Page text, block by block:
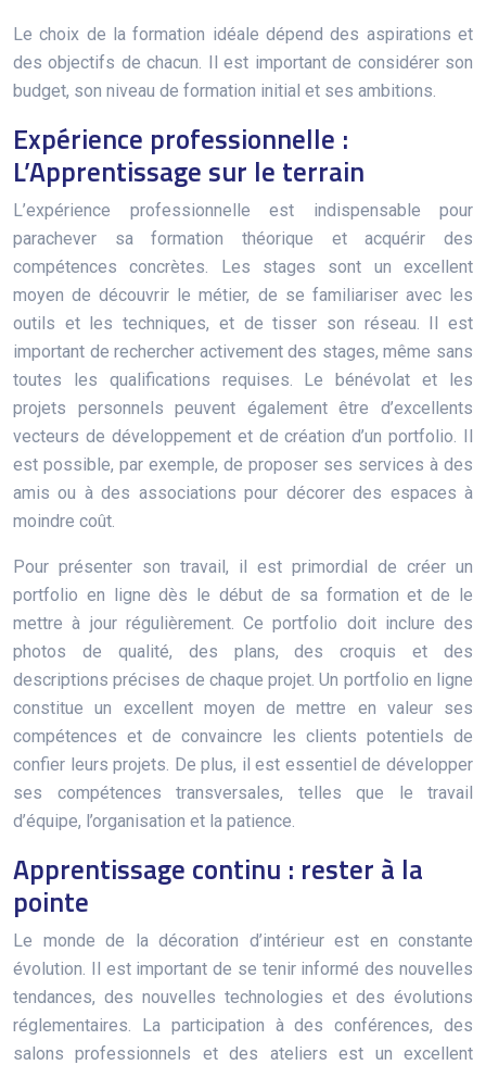
Le choix de la formation idéale dépend des aspirations et
des objectifs de chacun. Il est important de considérer son
budget, son niveau de formation initial et ses ambitions.
Expérience professionnelle :
L’Apprentissage sur le terrain
L’expérience professionnelle est indispensable pour
parachever sa formation théorique et acquérir des
compétences concrètes. Les stages sont un excellent
moyen de découvrir le métier, de se familiariser avec les
outils et les techniques, et de tisser son réseau. Il est
important de rechercher activement des stages, même sans
toutes les qualifications requises. Le bénévolat et les
projets personnels peuvent également être d’excellents
vecteurs de développement et de création d’un portfolio. Il
est possible, par exemple, de proposer ses services à des
amis ou à des associations pour décorer des espaces à
moindre coût.
Pour présenter son travail, il est primordial de créer un
portfolio en ligne dès le début de sa formation et de le
mettre à jour régulièrement. Ce portfolio doit inclure des
photos de qualité, des plans, des croquis et des
descriptions précises de chaque projet. Un portfolio en ligne
constitue un excellent moyen de mettre en valeur ses
compétences et de convaincre les clients potentiels de
confier leurs projets. De plus, il est essentiel de développer
ses compétences transversales, telles que le travail
d’équipe, l’organisation et la patience.
Apprentissage continu : rester à la
pointe
Le monde de la décoration d’intérieur est en constante
évolution. Il est important de se tenir informé des nouvelles
tendances, des nouvelles technologies et des évolutions
réglementaires. La participation à des conférences, des
salons professionnels et des ateliers est un excellent